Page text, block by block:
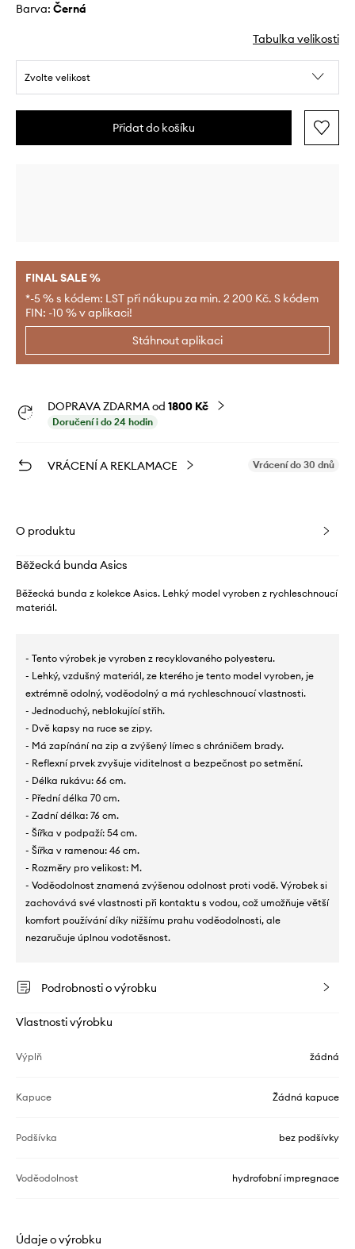
Barva: černá
Tabulka velikosti
Zvolte velikost
Přidat do košíku
FINAL SALE %
*-5 % s kódem: LST při nákupu za min. 2 200 Kč. S kódem
FIN: -10 % v aplikaci!
Stáhnout aplikaci
DOPRAVA ZDARMA od 1800 Kč
Doručení i do 24 hodin
VRÁCENÍ A REKLAMACE Vrácení do 30 dnů
O produktu
Běžecká bunda Asics
Běžecká bunda z kolekce Asics. Lehký model vyroben z rychleschnoucí
materiál.
- Tento výrobek je vyroben z recyklovaného polyesteru.
- Lehký, vzdušný materiál, ze kterého je tento model vyroben, je
extrémně odolný, voděodolný a má rychleschnoucí vlastnosti.
- Jednoduchý, neblokující střih.
- Dvě kapsy na ruce se zipy.
- Má zapínání na zip a zvýšený límec s chráničem brady.
- Reflexní prvek zvyšuje viditelnost a bezpečnost po setmění.
- Délka rukávu: 66 cm.
- Přední délka 70 cm.
- Zadní délka: 76 cm.
- Šířka v podpaží: 54 cm.
- Šířka v ramenou: 46 cm.
- Rozměry pro velikost: M.
- Voděodolnost znamená zvýšenou odolnost proti vodě. Výrobek si
zachovává své vlastnosti při kontaktu s vodou, což umožňuje větší
komfort používání díky nižšímu prahu voděodolnosti, ale
nezaručuje úplnou vodotěsnost.
Podrobnosti o výrobku
Vlastnosti výrobku
Výplň žádná
Kapuce Žádná kapuce
Podšívka bez podšívky
Voděodolnost hydrofobní impregnace
Údaje o výrobku